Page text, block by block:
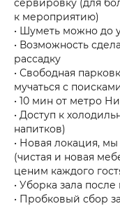
сервировку (для
к мероприятию)
• Шуметь можно до
• Возможность
рассадку
• Свободная
мучаться с
• 10 мин от метро
• Доступ к
напитков)
• Новая локация, мы
(чистая и новая
ценим каждого
• Уборка зала
• Пробковый